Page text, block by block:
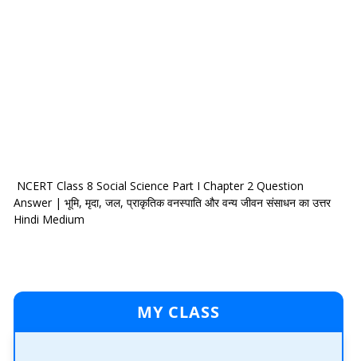
NCERT Class 8 Social Science Part I Chapter 2 Question
Answer | भूमि, मृदा, जल, प्राकृतिक वनस्पाति और वन्य जीवन संसाधन का उत्तर
Hindi Medium
MY CLASS